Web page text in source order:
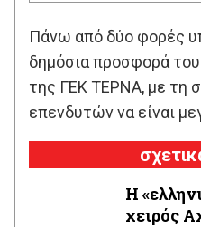
Πάνω από δύο φορές
δημόσια προσφορά
της ΓΕΚ ΤΕΡΝΑ, με τη
επενδυτών να είναι
Η
χειρός